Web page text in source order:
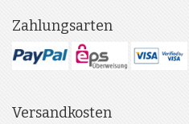
Zahlungsarten
Versandkosten